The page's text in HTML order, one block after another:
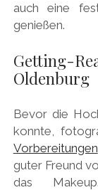
auch eine
genießen.
Getting-
Oldenburg
Bevor die
konnte,
Vorbereitungen
guter Freund
das